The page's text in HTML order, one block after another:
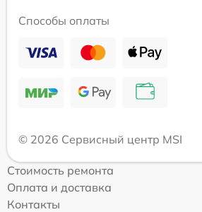
Способы оплаты
© 2026 Сервисный центр MSI
Стоимость ремонта
Оплата и доставка
Контакты